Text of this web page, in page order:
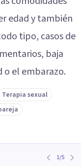
edad y también
tipo, casos de
baja
el embarazo.
Terapia sexual
1/5